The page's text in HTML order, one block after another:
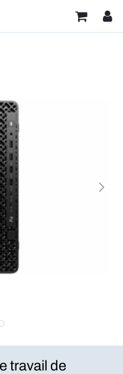
travail de